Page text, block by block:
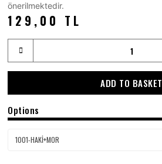
önerilmektedir.
129,00 TL
ADD TO BASKET
Options